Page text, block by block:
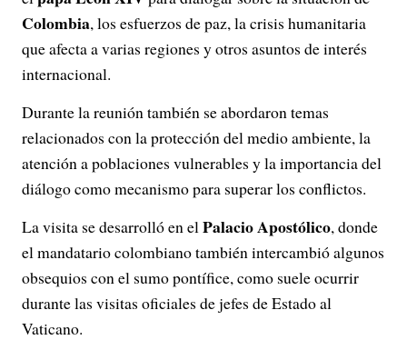
Colombia, los esfuerzos de paz, la crisis humanitaria
que afecta a varias regiones y otros asuntos de interés
internacional.
Durante la reunión también se abordaron temas
relacionados con la protección del medio ambiente, la
atención a poblaciones vulnerables y la importancia del
diálogo como mecanismo para superar los conflictos.
La visita se desarrolló en el Palacio Apostólico, donde
el mandatario colombiano también intercambió algunos
obsequios con el sumo pontífice, como suele ocurrir
durante las visitas oficiales de jefes de Estado al
Vaticano.